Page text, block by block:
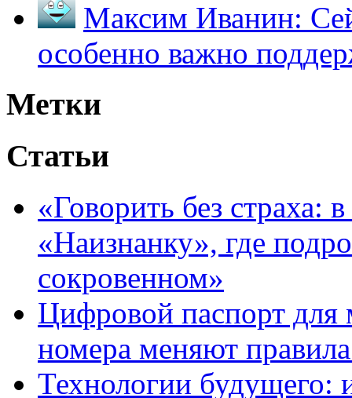
Максим Иванин:
особенно важно
Метки
Статьи
«Говорить без страха:
«Наизнанку», где
сокровенном»
Цифровой паспорт для
номера меняют
Технологии будущего: